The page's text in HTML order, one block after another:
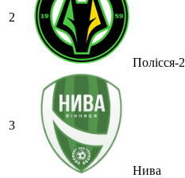
2
Полісся-2
3
Нива